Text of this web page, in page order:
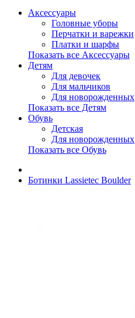
Аксессуары
Головные уборы
Перчатки и варежки
Платки и шарфы
Показать все Аксессуары
Детям
Для девочек
Для мальчиков
Для новорожденных
Показать все Детям
Обувь
Детская
Для новорожденных
Показать все Обувь
Ботинки Lassietec Boulder